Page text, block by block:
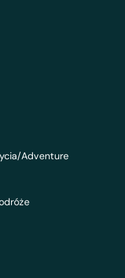
Adventure